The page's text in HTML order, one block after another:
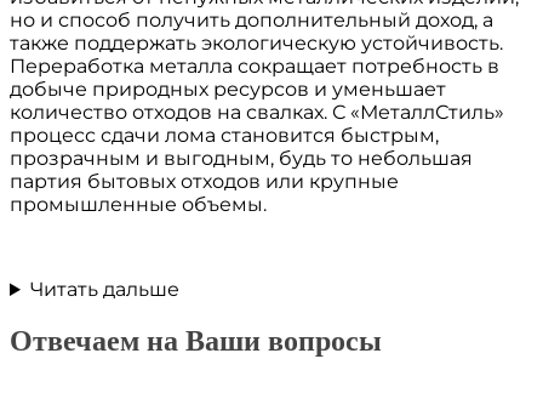
но и способ получить дополнительный доход, а
также поддержать экологическую устойчивость.
Переработка металла сокращает потребность в
добыче природных ресурсов и уменьшает
количество отходов на свалках. С «МеталлСтиль»
процесс сдачи лома становится быстрым,
прозрачным и выгодным, будь то небольшая
партия бытовых отходов или крупные
промышленные объемы.
Читать дальше
Отвечаем на Ваши вопросы